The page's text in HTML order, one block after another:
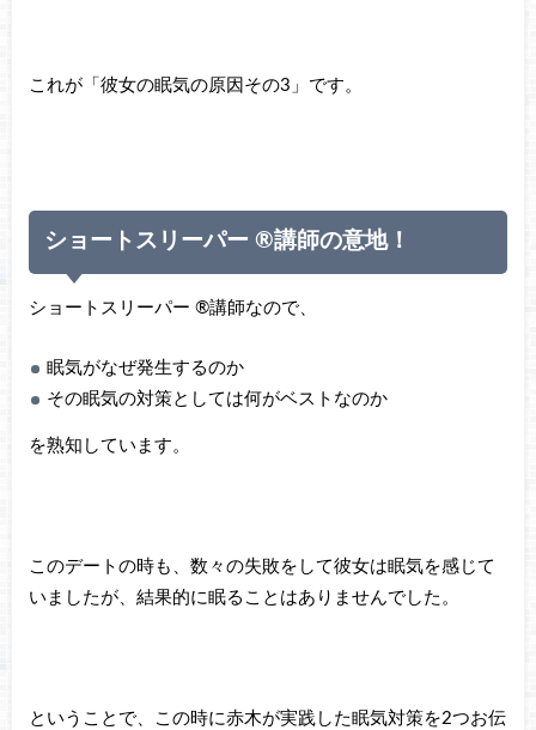
これが「彼女の眠気の原因その3」です。
ショートスリーパー ®講師の意地！
ショートスリーパー ®講師なので、
眠気がなぜ発生するのか
その眠気の対策としては何がベストなのか
を熟知しています。
このデートの時も、数々の失敗をして彼女は眠気を感じて
いましたが、結果的に眠ることはありませんでした。
ということで、この時に赤木が実践した眠気対策を2つお伝